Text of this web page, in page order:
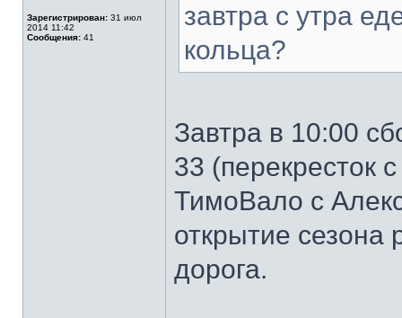
Зарегистрирован: 31 июл
2014 11:42
Сообщения: 41
завтра с утра
кольца?
Завтра в 10:00
33 (перекресток
ТимоВало с
открытие сезона
дорога.